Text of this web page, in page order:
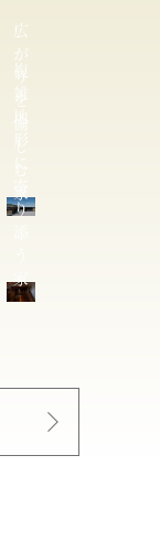
広
が
り
を
愉
し
複
雑
地
形
り
家